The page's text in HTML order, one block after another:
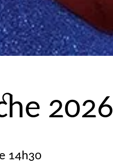
2026
14h30